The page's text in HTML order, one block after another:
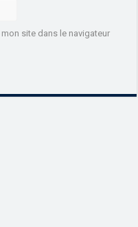
site dans le navigateur